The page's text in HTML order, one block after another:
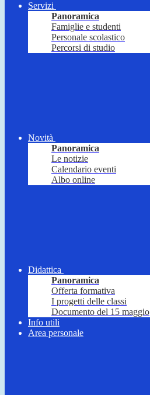
Servizi
Panoramica
Famiglie e studenti
Personale scolastico
Percorsi di studio
Novità
Panoramica
Le notizie
Calendario eventi
Albo online
Didattica
Panoramica
Offerta formativa
I progetti delle classi
Documento del 15 maggio
Info utili
Area personale